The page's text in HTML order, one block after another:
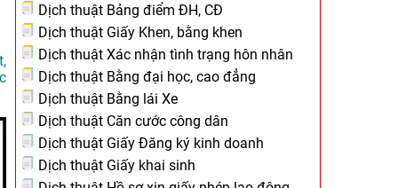
Dịch thuật Bảng điểm ĐH, CĐ
Dịch thuật Giấy Khen, bằng khen
Dịch thuật Xác nhận tình trạng hôn nhân
Dịch thuật Bằng đại học, cao đẳng
Dịch thuật Bằng lái Xe
Dịch thuật Căn cước công dân
Dịch thuật Giấy Đăng ký kinh doanh
Dịch thuật Giấy khai sinh